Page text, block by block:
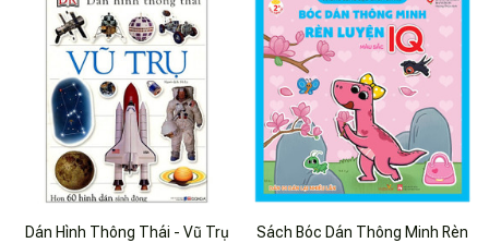
Dán Hình Thông Thái - Vũ Trụ
Sách Bóc Dán Thông Minh Rèn